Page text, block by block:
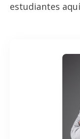
estudiantes